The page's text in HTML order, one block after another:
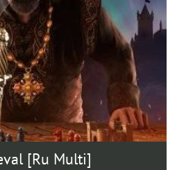
[Ru Multi]